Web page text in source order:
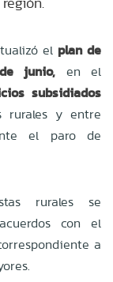
el plan de
junio, en el
subsidiados
rurales y entre
el paro de
rurales se
con el
a